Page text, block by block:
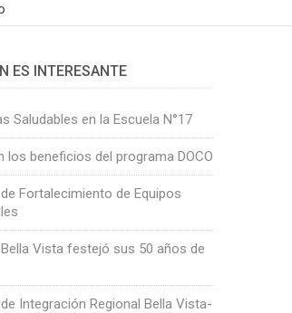
ES INTERESANTE
Saludables en la Escuela N°17
los beneficios del programa DOCO
Fortalecimiento de Equipos
Bella Vista festejó sus 50 años de
Integración Regional Bella Vista-